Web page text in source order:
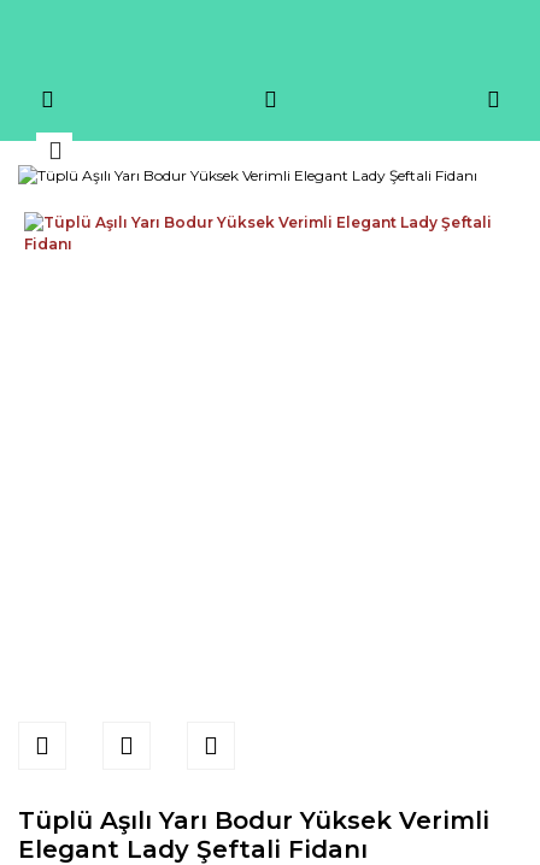
Tüplü Aşılı Yarı Bodur Yüksek Verimli
Elegant Lady Şeftali Fidanı